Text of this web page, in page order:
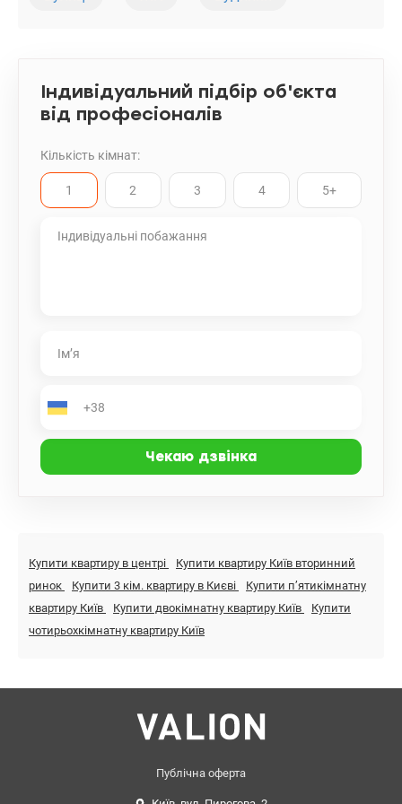
Індивідуальний підбір об'єкта
від професіоналів
Кількість кімнат:
1 2 3 4 5+
Купити квартиру в центрі
Купити квартиру Київ вторинний
ринок
Купити 3 кім. квартиру в Києві
Купити пʼятикімнатну
квартиру Київ
Купити двокімнатну квартиру Київ
Купити
чотирьохкімнатну квартиру Київ
Публічна оферта